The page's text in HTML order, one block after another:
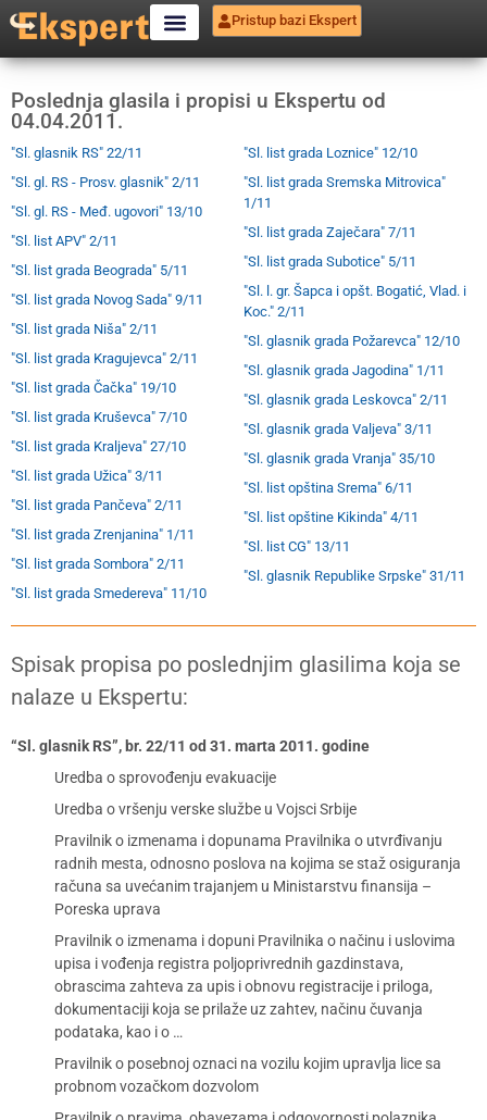
Pristup bazi Ekspert
Poslednja glasila i propisi u Ekspertu od
04.04.2011.
"Sl. glasnik RS" 22/11
"Sl. gl. RS - Prosv. glasnik" 2/11
"Sl. gl. RS - Međ. ugovori" 13/10
"Sl. list APV" 2/11
"Sl. list grada Beograda" 5/11
"Sl. list grada Novog Sada" 9/11
"Sl. list grada Niša" 2/11
"Sl. list grada Kragujevca" 2/11
"Sl. list grada Čačka" 19/10
"Sl. list grada Kruševca" 7/10
"Sl. list grada Kraljeva" 27/10
"Sl. list grada Užica" 3/11
"Sl. list grada Pančeva" 2/11
"Sl. list grada Zrenjanina" 1/11
"Sl. list grada Sombora" 2/11
"Sl. list grada Smedereva" 11/10
"Sl. list grada Loznice" 12/10
"Sl. list grada Sremska Mitrovica"
1/11
"Sl. list grada Zaječara" 7/11
"Sl. list grada Subotice" 5/11
"Sl. l. gr. Šapca i opšt. Bogatić, Vlad. i
Koc." 2/11
"Sl. glasnik grada Požarevca" 12/10
"Sl. glasnik grada Jagodina" 1/11
"Sl. glasnik grada Leskovca" 2/11
"Sl. glasnik grada Valjeva" 3/11
"Sl. glasnik grada Vranja" 35/10
"Sl. list opština Srema" 6/11
"Sl. list opštine Kikinda" 4/11
"Sl. list CG" 13/11
"Sl. glasnik Republike Srpske" 31/11
Spisak propisa po poslednjim glasilima koja se
nalaze u Ekspertu:
“Sl. glasnik RS”, br. 22/11 od 31. marta 2011. godine
Uredba o sprovođenju evakuacije
Uredba o vršenju verske službe u Vojsci Srbije
Pravilnik o izmenama i dopunama Pravilnika o utvrđivanju
radnih mesta, odnosno poslova na kojima se staž osiguranja
računa sa uvećanim trajanjem u Ministarstvu finansija –
Poreska uprava
Pravilnik o izmenama i dopuni Pravilnika o načinu i uslovima
upisa i vođenja registra poljoprivrednih gazdinstava,
obrascima zahteva za upis i obnovu registracije i priloga,
dokumentaciji koja se prilaže uz zahtev, načinu čuvanja
podataka, kao i o …
Pravilnik o posebnoj oznaci na vozilu kojim upravlja lice sa
probnom vozačkom dozvolom